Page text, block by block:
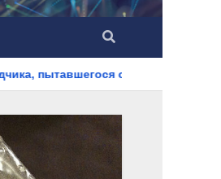
партию синтетического